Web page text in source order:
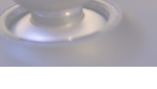
A/S 문의